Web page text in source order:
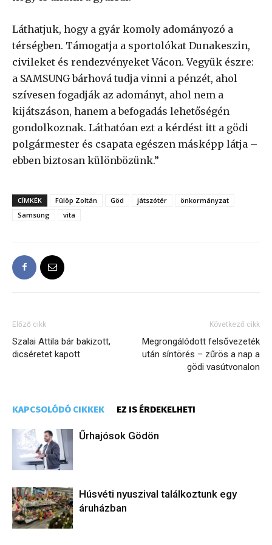
Láthatjuk, hogy a gyár komoly adományozó a
térségben. Támogatja a sportolókat Dunakeszin,
civileket és rendezvényeket Vácon. Vegyük észre:
a SAMSUNG bárhová tudja vinni a pénzét, ahol
szívesen fogadják az adományt, ahol nem a
kijátszáson, hanem a befogadás lehetőségén
gondolkoznak. Láthatóan ezt a kérdést itt a gödi
polgármester és csapata egészen másképp látja –
ebben biztosan különbözünk.”
CÍMKÉK Fülöp Zoltán Göd játszótér
önkormányzat
Samsung
vita
Előző cikk
Szalai Attila bár bakizott,
dicséretet kapott
Következő cikk
Megrongálódott felsővezeték
után síntörés – zűrös a nap a
gödi vasútvonalon
KAPCSOLÓDÓ CIKKEK EZ IS ÉRDEKELHETI
Űrhajósok Gödön
Húsvéti nyuszival találkoztunk egy
áruházban